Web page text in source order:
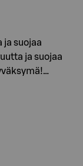
ja suojaa
ja suojaa